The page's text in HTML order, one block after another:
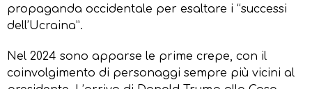
propaganda occidentale per esaltare i “successi
dell’Ucraina”.
Nel 2024 sono apparse le prime crepe, con il
coinvolgimento di personaggi sempre più vicini al